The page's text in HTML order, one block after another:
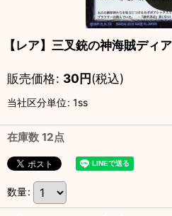
【レア】三叉銃の神海賊デ
販売価格: 30円(税込)
当社区分単位: 1ss
在庫数 12点
数量: